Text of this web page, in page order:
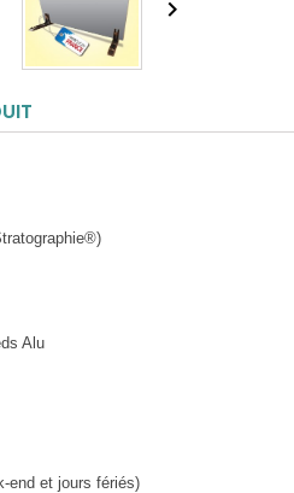

Alu
end et jours fériés)